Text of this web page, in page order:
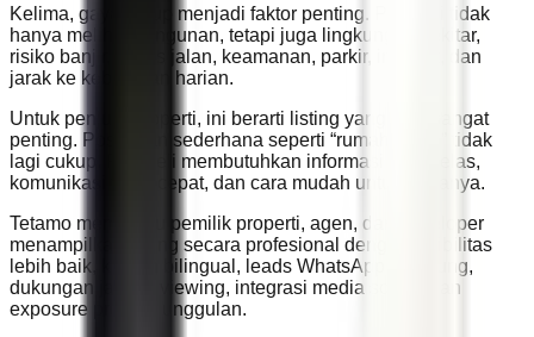
Kelima, gaya hidup menjadi faktor penting. Pembeli tidak
hanya melihat bangunan, tetapi juga lingkungan sekitar,
risiko banjir, akses jalan, keamanan, parkir, internet, dan
jarak ke kebutuhan harian.
Untuk penjual properti, ini berarti listing yang kuat sangat
penting. Postingan sederhana seperti “rumah dijual” tidak
lagi cukup. Pembeli membutuhkan informasi yang jelas,
komunikasi yang cepat, dan cara mudah untuk bertanya.
Tetamo membantu pemilik properti, agen, dan developer
menampilkan listing secara profesional dengan visibilitas
lebih baik, konten bilingual, leads WhatsApp langsung,
dukungan jadwal viewing, integrasi media sosial, dan
exposure properti unggulan.